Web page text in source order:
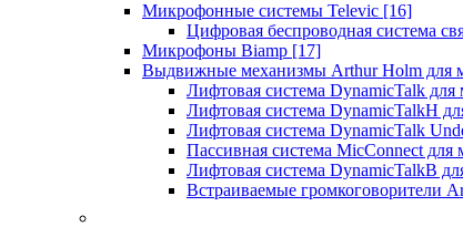
Микрофонные системы Televic [16]
Цифровая беспроводная система
Микрофоны Biamp [17]
Выдвижные механизмы Arthur Holm для
Лифтовая система DynamicTalk для
Лифтовая система DynamicTalkH
Лифтовая система DynamicTalk
Пассивная система MicConnect для
Лифтовая система DynamicTalkB
Встраиваемые громкоговорители